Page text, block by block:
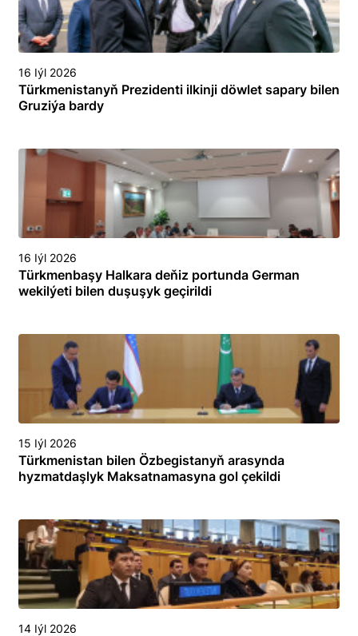
16 Iýl 2026
Türkmenistanyň Prezidenti ilkinji döwlet sapary bilen
Gruziýa bardy
16 Iýl 2026
Türkmenbaşy Halkara deňiz portunda German
wekilýeti bilen duşuşyk geçirildi
15 Iýl 2026
Türkmenistan bilen Özbegistanyň arasynda
hyzmatdaşlyk Maksatnamasyna gol çekildi
14 Iýl 2026